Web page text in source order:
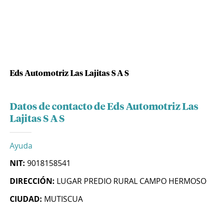
Eds Automotriz Las Lajitas S A S
Datos de contacto de Eds Automotriz Las
Lajitas S A S
Ayuda
NIT: 9018158541
DIRECCIÓN: LUGAR PREDIO RURAL CAMPO HERMOSO
CIUDAD: MUTISCUA